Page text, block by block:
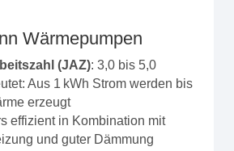
Wärmepumpen
(JAZ): 3,0 bis 5,0
Aus 1 kWh Strom werden bis
erzeugt
effizient in Kombination mit
und guter Dämmung